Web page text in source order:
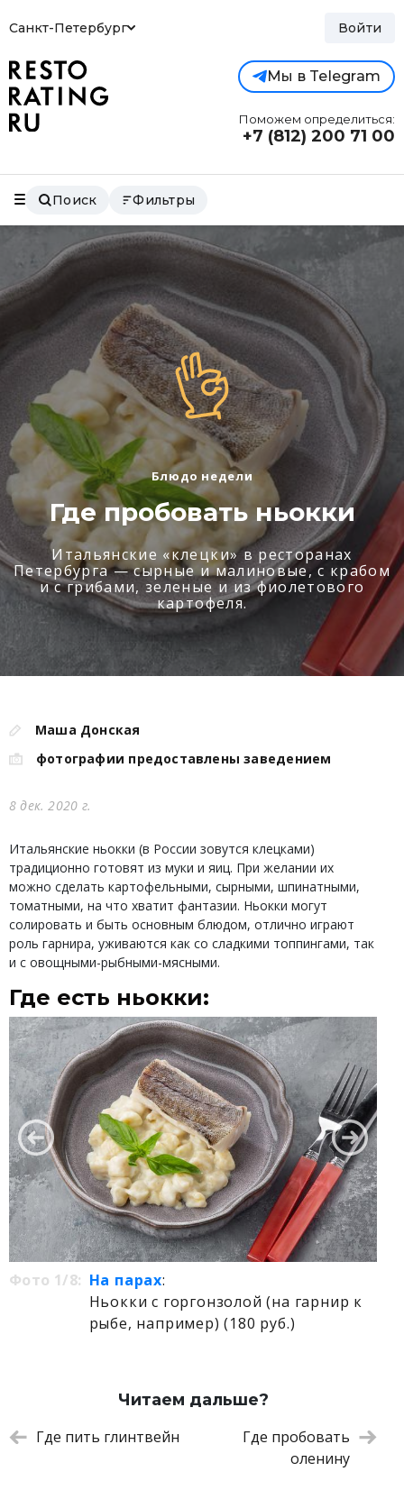
Санкт-Петербург Войти
Мы в Telegram
Поможем определиться:
+7 (812) 200 71 00
Поиск Фильтры
Блюдо недели
Где пробовать ньокки
Итальянские «клецки» в ресторанах
Петербурга — сырные и малиновые, с крабом
и с грибами, зеленые и из фиолетового
картофеля.
Маша Донская
фотографии предоставлены заведением
8 дек. 2020 г.
Итальянские ньокки (в России зовутся клецками)
традиционно готовят из муки и яиц. При желании их
можно сделать картофельными, сырными, шпинатными,
томатными, на что хватит фантазии. Ньокки могут
солировать и быть основным блюдом, отлично играют
роль гарнира, уживаются как со сладкими топпингами, так
и с овощными-рыбными-мясными.
Где есть ньокки:
Фото 1/8: На парах:
Ньокки с горгонзолой (на гарнир к
рыбе, например) (180 руб.)
Читаем дальше?
Где пить глинтвейн
Где пробовать
оленину